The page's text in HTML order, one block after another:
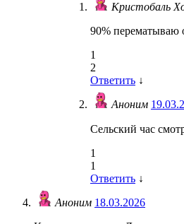
Кристобаль
90% перематываю
1
2
Ответить ↓
Аноним
Сельский час
1
1
Ответить ↓
Аноним 18.03.2026